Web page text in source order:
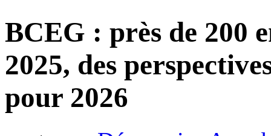
BCEG : près de 200
2025, des
pour 2026